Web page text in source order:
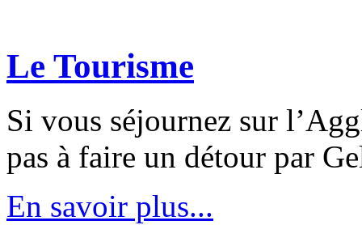
Le Tourisme
Si vous séjournez sur
pas à faire un détour par
En savoir plus...